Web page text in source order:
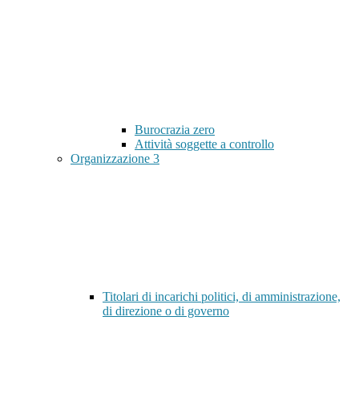
Burocrazia zero
Attività soggette a controllo
Organizzazione 3
Titolari di incarichi politici, di amministrazione,
di direzione o di governo